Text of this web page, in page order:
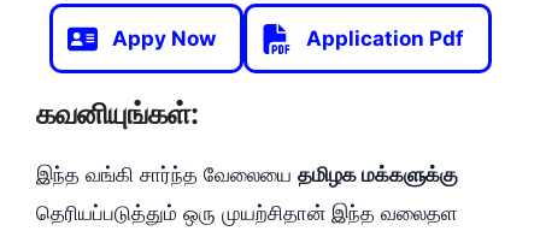
Appy Now Application Pdf
கவனியுங்கள்:
இந்த வங்கி சார்ந்த வேலையை தமிழக மக்களுக்கு
தெரியப்படுத்தும் ஒரு முயற்சிதான் இந்த வலைதள